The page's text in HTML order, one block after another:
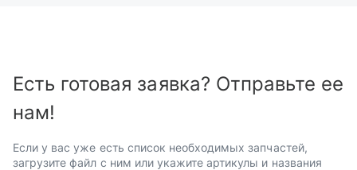
Есть готовая заявка? Отправьте ее
нам!
Если у вас уже есть список необходимых запчастей,
загрузите файл с ним или укажите артикулы и названия